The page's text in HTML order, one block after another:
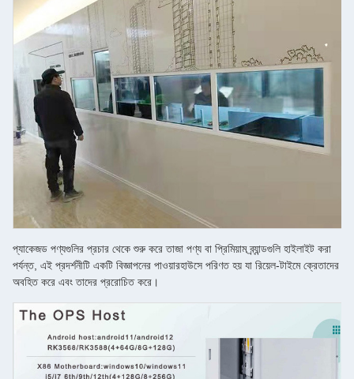
প্যাকেজড পণ্যগুলির প্রচার থেকে শুরু করে তাজা পণ্য বা প্রিমিয়াম ব্র্যান্ডগুলি হাইলাইট করা
পর্যন্ত, এই প্রদর্শনীটি একটি বিজ্ঞাপনের পাওয়ারহাউসে পরিণত হয় যা রিয়েল-টাইমে ক্রেতাদের
অবহিত করে এবং তাদের প্ররোচিত করে।